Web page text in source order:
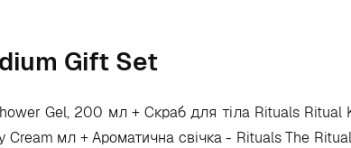
Gift Set
Gel, 200 мл + Скраб для тіла Rituals Ritual
мл + Ароматична свічка - Rituals The